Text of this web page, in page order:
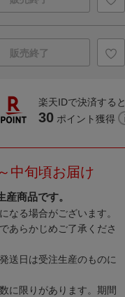
販売終了
楽天IDで決済すると
30 ポイント獲得
中旬頃お届け
商品です。
なる場合がございます。
あらかじめご了承くださ
送日は受注生産のものに
に限りがあります。期間